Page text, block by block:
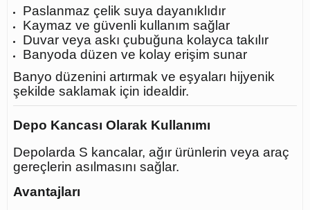
Paslanmaz çelik suya dayanıklıdır
Kaymaz ve güvenli kullanım sağlar
Duvar veya askı çubuğuna kolayca takılır
Banyoda düzen ve kolay erişim sunar
Banyo düzenini artırmak ve eşyaları hijyenik
şekilde saklamak için idealdir.
Depo Kancası Olarak Kullanımı
Depolarda S kancalar, ağır ürünlerin veya araç
gereçlerin asılmasını sağlar.
Avantajları